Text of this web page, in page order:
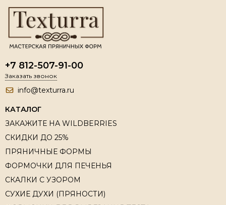
+7 812-507-91-00
Заказать звонок
info@texturra.ru
КАТАЛОГ
ЗАКАЖИТЕ НА WILDBERRIES
СКИДКИ ДО 25%
ПРЯНИЧНЫЕ ФОРМЫ
ФОРМОЧКИ ДЛЯ ПЕЧЕНЬЯ
СКАЛКИ С УЗОРОМ
СУХИЕ ДУХИ (ПРЯНОСТИ)